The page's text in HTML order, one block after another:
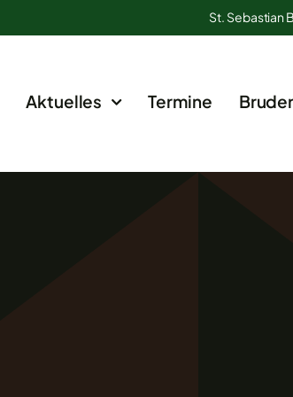
St. Sebastian
Aktuelles Termine